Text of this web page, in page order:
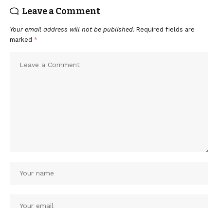
Leave a Comment
Your email address will not be published. Required fields are
marked *